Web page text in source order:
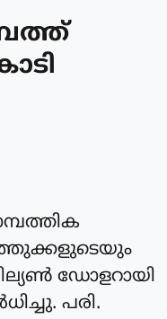
ഡോളറായി
പരി.